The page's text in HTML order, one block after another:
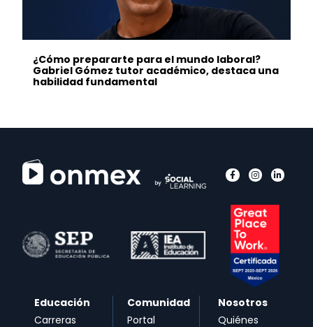
¿Cómo prepararte para el mundo laboral?
Gabriel Gómez tutor académico, destaca una
habilidad fundamental
Educación
Carreras
Comunidad
Portal
Nosotros
Quiénes